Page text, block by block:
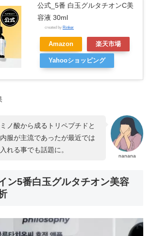
公式_5番 白玉グルタチオンC美
容液 30ml
created by Rinker
Amazon 楽天市場
Yahooショッピング
nanana
ノ酸から成るトリペプチドと
服が主流であったが最近では
れる事でも話題に。
ン5番白玉グルタチオン美容